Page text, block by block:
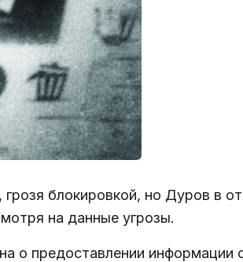
блокировкой, но Дуров в
на данные угрозы.
о предоставлении информации